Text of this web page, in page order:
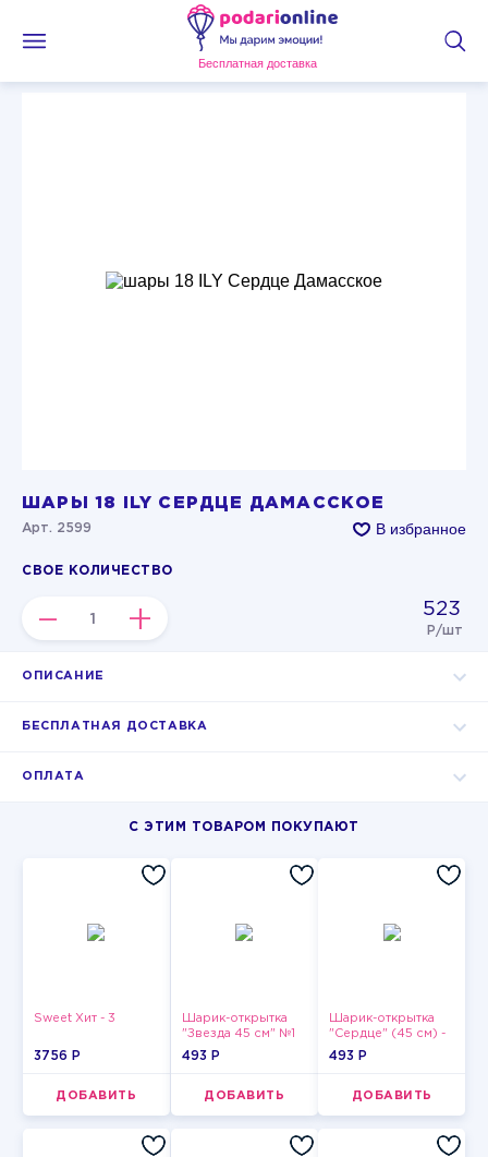
Бесплатная доставка
ШАРЫ 18 ILY СЕРДЦЕ ДАМАССКОЕ
Арт. 2599 В избранное
СВОЕ КОЛИЧЕСТВО
– + 523
Р/шт
ОПИСАНИЕ
БЕСПЛАТНАЯ ДОСТАВКА
ОПЛАТА
С ЭТИМ ТОВАРОМ ПОКУПАЮТ
Sweet Хит - 3
3756 P
ДОБАВИТЬ
Шарик-открытка
"Звезда 45 см" №1
493 P
ДОБАВИТЬ
Шарик-открытка
"Сердце" (45 см) -
2
493 P
ДОБАВИТЬ